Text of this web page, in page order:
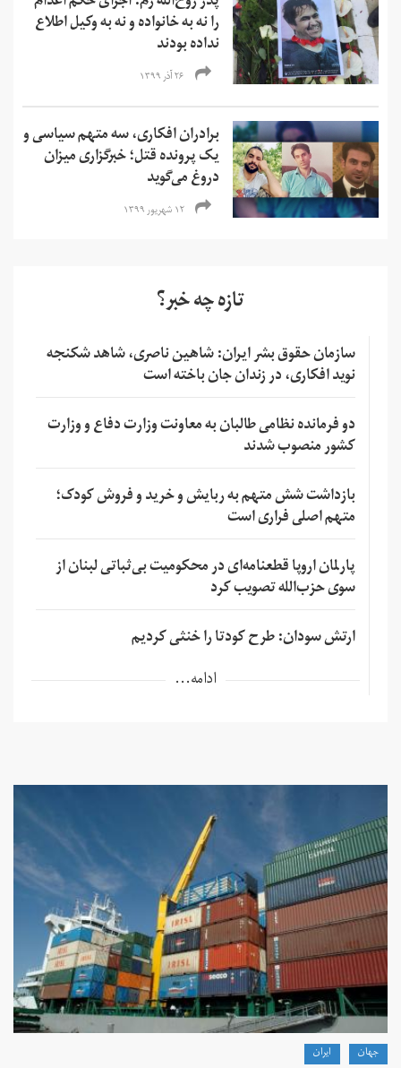
را نه به خانواده و نه به وکیل اطلاع
نداده بودند
۲۶ آذر ۱۳۹۹
برادران افکاری، سه متهم سیاسی و
یک پرونده قتل؛ خبرگزاری میزان
دروغ می‌گوید
۱۲ شهریور ۱۳۹۹
تازه چه خبر؟
سازمان حقوق بشر ایران: شاهین ناصری، شاهد شکنجه
نوید افکاری، در زندان جان باخته است
دو فرمانده نظامی طالبان به معاونت وزارت دفاع و وزارت
کشور منصوب شدند
بازداشت شش متهم به ربایش و خرید و فروش کودک؛
متهم اصلی فراری است
پارلمان اروپا قطعنامه‌ای در محکومیت بی‌ثباتی لبنان از
سوی حزب‌الله تصویب کرد
ارتش سودان: طرح کودتا را خنثی کردیم
ادامه...
جهان ايران